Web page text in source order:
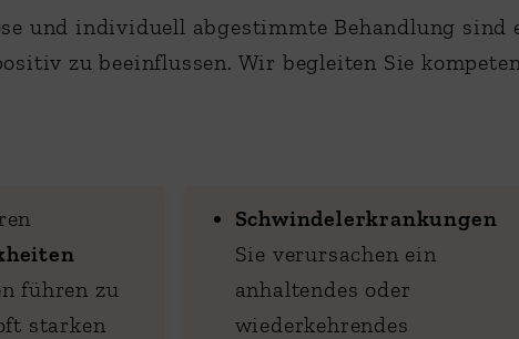
und individuell abgestimmte Behandlung sind
zu beeinflussen. Wir begleiten Sie
führen zu
starken
Schwindelerkrankungen
Sie verursachen ein
anhaltendes oder
wiederkehrendes